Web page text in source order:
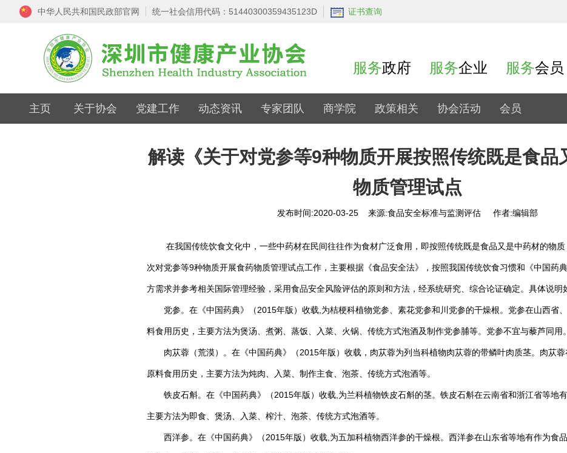
中华人民共和国民政部官网 统一社会信用代码：51440300359435123D 证书查询
服务政府 服务企业 服务会员
主页 关于协会 党建工作 动态资讯 专家团队 商学院 政策相关 协会活动 会员
解读《关于对党参等9种物质开展按照传统既是食品
物质管理试点
发布时间:2020-03-25 来源:食品安全标准与监测评估 作者:编辑部
在我国传统饮食文化中，一些中药材在民间往往作为食材广泛食用，即按照传统既是食品又是中药材的物质
次对党参等9种物质开展食药物质管理试点工作，主要根据《食品安全法》，按照我国传统饮食习惯和《中国药
方需求并参考相关国际管理经验，采用食品安全风险评估的原则和方法，经系统研究、综合论证确定。具体说明
党参。在《中国药典》（2015年版）收载,为桔梗科植物党参、素花党参和川党参的干燥根。党参在山西省
料食用历史，主要方法为煲汤、煮粥、蒸饭、入菜、火锅、传统方式泡酒及制作党参脯等。党参不宜与藜芦同用。
肉苁蓉（荒漠）。在《中国药典》（2015年版）收载，肉苁蓉为列当科植物肉苁蓉的带鳞叶肉质茎。肉苁蓉
原料食用历史，主要方法为炖肉、入菜、制作主食、泡茶、传统方式泡酒等。
铁皮石斛。在《中国药典》（2015年版）收载,为兰科植物铁皮石斛的茎。铁皮石斛在云南省和浙江省等地有
主要方法为即食、煲汤、入菜、榨汁、泡茶、传统方式泡酒等。
西洋参。在《中国药典》（2015年版）收载,为五加科植物西洋参的干燥根。西洋参在山东省等地有作为食